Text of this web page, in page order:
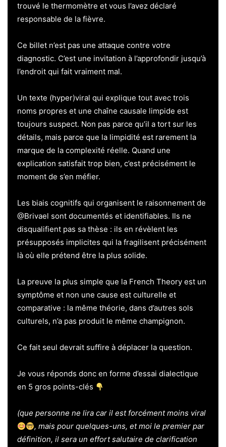
trouvé le thermomètre et vous l’avez déclaré
responsable de la fièvre.
Ce billet n’est pas une attaque contre votre
diagnostic. C’est une invitation à l’approfondir jusqu’à
l’endroit qui fait vraiment mal.
Un texte (hyper)viral qui explique tout avec trois
noms propres et une chaîne causale limpide est
toujours suspect. Non pas parce qu’il a tort sur les
détails, mais parce que la limpidité est rarement la
marque de la complexité réelle. Quand une
explication satisfait trop bien, c’est précisément le
moment de s’en méfier.
Les biais cognitifs qui organisent le raisonnement de
@Brivael sont documentés et identifiables. Ils ne
disqualifient pas sa thèse : ils en révèlent les
présupposés implicites qui la fragilisent précisément
là où elle prétend être la plus solide.
La preuve la plus simple que la French Theory est un
symptôme et non une cause est culturelle et
comparative : la même théorie, dans d’autres sols
culturels, n’a pas produit le même champignon.
Ce fait seul devrait suffire à déplacer la question.
Je vous réponds donc en forme d’essai dialectique
en 5 gros points-clés
(que personne ne lira car il est forcément moins viral
, mais pour quelques-uns, et moi le premier par
définition, il sera un effort salutaire de clarification